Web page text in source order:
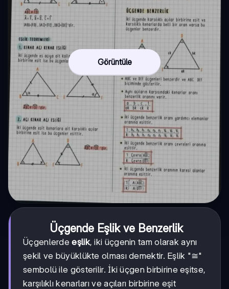
Görüntüle
Üçgende Eşlik ve Benzerlik
Üçgenlerdeeşlik, iki üçgenin tam olarak aynı
şekil ve büyüklükte olması demektir. Eşlik "≅"
sembolü ile gösterilir. İki üçgen birbirine eşitse,
karşılıklı kenarları ve açıları birbirine eşit